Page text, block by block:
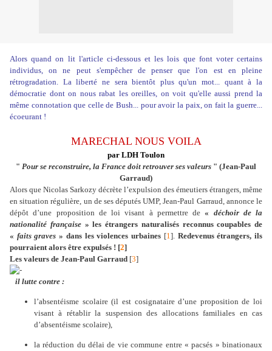
Alors quand on lit l'article ci-dessous et les lois que font voter certains
individus, on ne peut s'empêcher de penser que l'on est en pleine
rétrogradation. La liberté ne sera bientôt plus qu'un mot... quant à la
démocratie dont on nous rabat les oreilles, on voit qu'elle aussi prend la
même connotation que celle de Bush... pour avoir la paix, on fait la guerre...
écoeurant !
MARECHAL NOUS VOILA
par LDH Toulon
" Pour se reconstruire, la France doit retrouver ses valeurs " (Jean-Paul
Garraud)
Alors que Nicolas Sarkozy décrète l’expulsion des émeutiers étrangers, même
en situation régulière, un de ses députés UMP, Jean-Paul Garraud, annonce le
dépôt d’une proposition de loi visant à permettre de « déchoir de la
nationalité française» les étrangers naturalisés reconnus coupables de
« faits graves » dans les violences urbaines [1]. Redevenus étrangers, ils
pourraient alors être expulsés ! [2]
Les valeurs de Jean-Paul Garraud [3]
il lutte contre :
l’absentéisme scolaire (il est cosignataire d’une proposition de loi
visant à rétablir la suspension des allocations familiales en cas
d’absentéisme scolaire),
la réduction du délai de vie commune entre « pacsés » binationaux